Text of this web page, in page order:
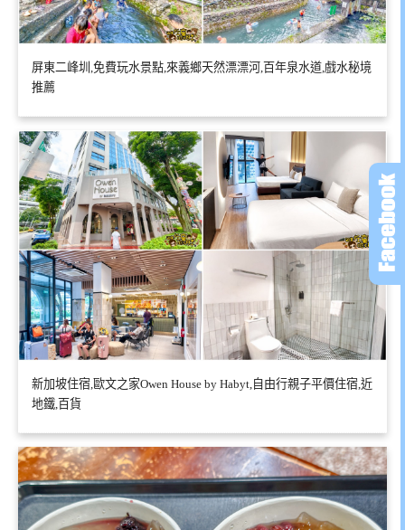
屏東二峰圳,免費玩水景點,來義鄉天然漂漂河,百年泉水道,戲水秘境
推薦
新加坡住宿,歐文之家Owen House by Habyt,自由行親子平價住宿,近
地鐵,百貨